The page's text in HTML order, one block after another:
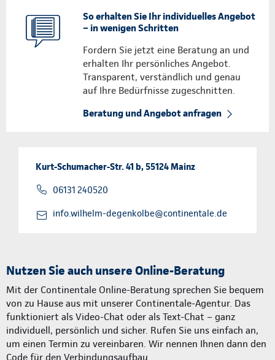
So erhalten Sie Ihr individuelles Angebot
– in wenigen Schritten
Fordern Sie jetzt eine Beratung an und
erhalten Ihr persönliches Angebot.
Transparent, verständlich und genau
auf Ihre Bedürfnisse zugeschnitten.
Beratung und Angebot anfragen
Kurt-Schumacher-Str. 41 b, 55124 Mainz
06131 240520
info.wilhelm-degenkolbe@continentale.de
Nutzen Sie auch unsere Online-Beratung
Mit der Continentale Online-Beratung sprechen Sie bequem
von zu Hause aus mit unserer Continentale-Agentur. Das
funktioniert als Video-Chat oder als Text-Chat – ganz
individuell, persönlich und sicher. Rufen Sie uns einfach an,
um einen Termin zu vereinbaren. Wir nennen Ihnen dann den
Code für den Verbindungsaufbau.